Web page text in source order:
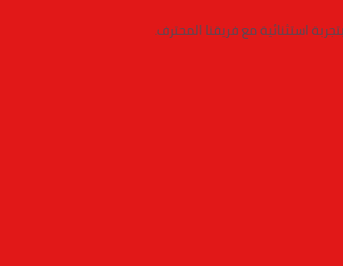
استثنائية مع فريقنا المحترف.